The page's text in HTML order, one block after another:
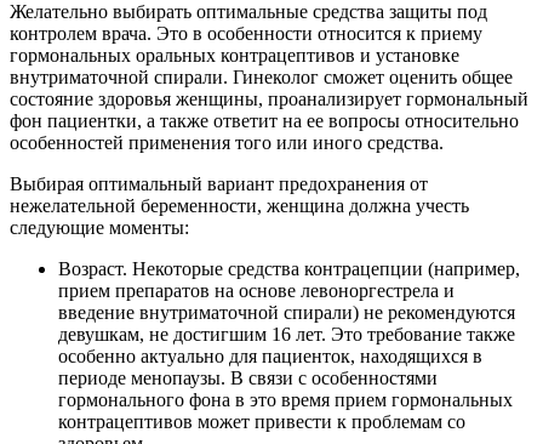
Желательно выбирать оптимальные средства защиты под
контролем врача. Это в особенности относится к приему
гормональных оральных контрацептивов и установке
внутриматочной спирали. Гинеколог сможет оценить общее
состояние здоровья женщины, проанализирует гормональный
фон пациентки, а также ответит на ее вопросы относительно
особенностей применения того или иного средства.
Выбирая оптимальный вариант предохранения от
нежелательной беременности, женщина должна учесть
следующие моменты:
Возраст. Некоторые средства контрацепции (например,
прием препаратов на основе левоноргестрела и
введение внутриматочной спирали) не рекомендуются
девушкам, не достигшим 16 лет. Это требование также
особенно актуально для пациенток, находящихся в
периоде менопаузы. В связи с особенностями
гормонального фона в это время прием гормональных
контрацептивов может привести к проблемам со